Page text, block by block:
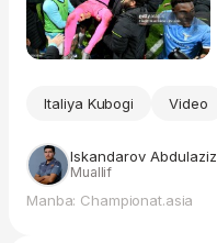
Italiya Kubogi Video
Iskandarov Abdulaziz
Muallif
Manba: Championat.asia